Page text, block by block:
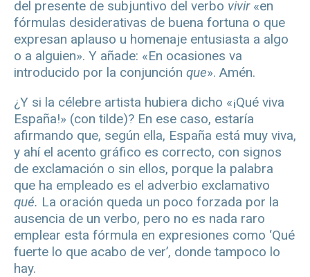
del presente de subjuntivo del verbo vivir«en
fórmulas desiderativas de buena fortuna o que
expresan aplauso u homenaje entusiasta a algo
o a alguien». Y añade: «En ocasiones va
introducido por la conjunción que». Amén.
¿Y si la célebre artista hubiera dicho «¡Qué viva
España!» (con tilde)? En ese caso, estaría
afirmando que, según ella, España está muy viva,
y ahí el acento gráfico es correcto, con signos
de exclamación o sin ellos, porque la palabra
que ha empleado es el adverbio exclamativo
qué. La oración queda un poco forzada por la
ausencia de un verbo, pero no es nada raro
emplear esta fórmula en expresiones como ‘Qué
fuerte lo que acabo de ver’, donde tampoco lo
hay.